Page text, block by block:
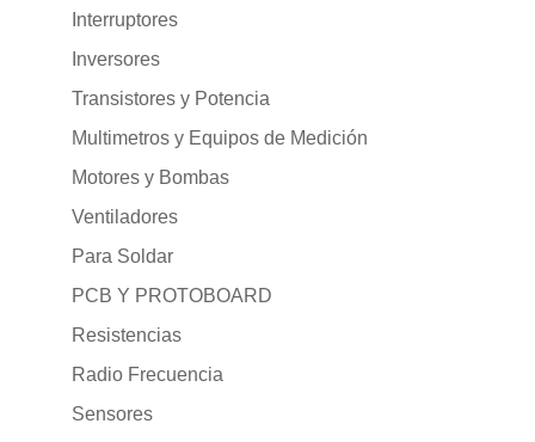
Interruptores
Inversores
Transistores y Potencia
Multimetros y Equipos de Medición
Motores y Bombas
Ventiladores
Para Soldar
PCB Y PROTOBOARD
Resistencias
Radio Frecuencia
Sensores